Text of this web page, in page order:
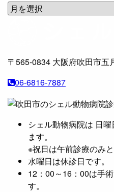
ア
ー
〒565-0834 大阪府吹田市五
06-6816-7887
シェル動物病院は 日
ます。
※祝日は午前診療のみと
水曜日は休診日です。
12：00～16：00は手
す。